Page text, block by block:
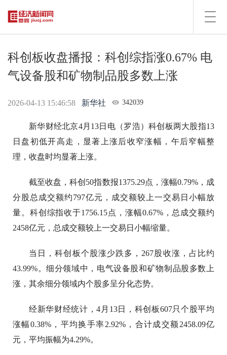
科创板收盘播报：科创综指涨0.67% 电
气设备股和矿物制品股多数上涨
2026-04-13 15:46:58 新华社 342039
新华财经北京4月13日电（罗浩）科创板两大股指13
日盘初低开高走，显著上涨后收窄涨幅，午后窄幅整
理，收盘时均显著上涨。
截至收盘，科创50指数报1375.29点，涨幅0.79%，成
分股总成交额约797亿元，成交额较上一交易日小幅放
量。科创综指收于1756.15点，涨幅0.67%，总成交额约
2458亿元，总成交额较上一交易日小幅缩量。
当日，科创板个股涨少跌多，267股收涨，占比约
43.99%。细分领域中，电气设备股和矿物制品股多数上
涨，其余细分领域内个股多呈分化态势。
经新华财经统计，4月13日，科创板607只个股平均
涨幅0.38%，平均换手率2.92%，合计成交额2458.09亿
元，平均振幅为4.29%。